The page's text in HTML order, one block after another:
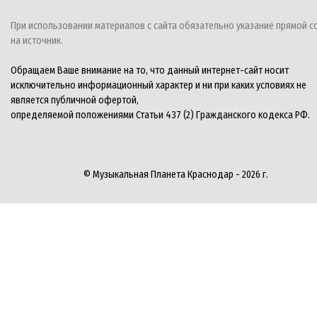
При использовании материалов с сайта обязательно указание прямой
на источник.
Обращаем Ваше внимание на то, что данный интернет-сайт носит
исключительно информационный характер и ни при каких условиях не
является публичной офертой,
определяемой положениями Статьи 437 (2) Гражданского кодекса РФ.
© Музыкальная Планета Краснодар - 2026 г.